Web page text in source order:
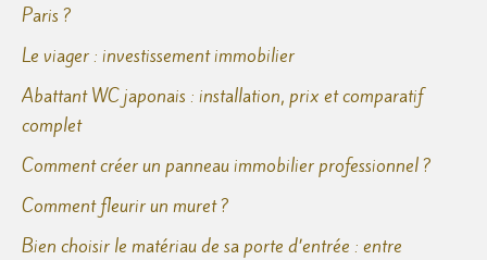
Paris ?
Le viager : investissement immobilier
Abattant WC japonais : installation, prix et comparatif
complet
Comment créer un panneau immobilier professionnel ?
Comment fleurir un muret ?
Bien choisir le matériau de sa porte d’entrée : entre